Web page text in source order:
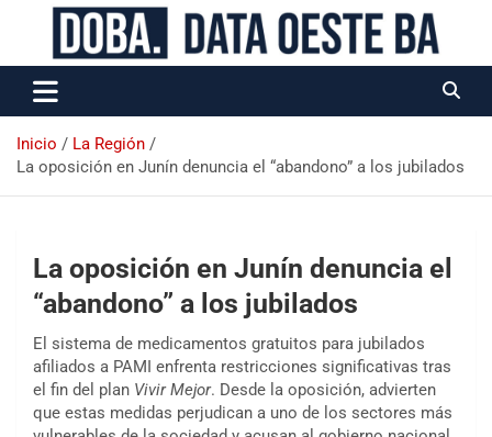
Data Oeste BA
Inicio
La Región
La oposición en Junín denuncia el “abandono” a los jubilados
La oposición en Junín denuncia el
“abandono” a los jubilados
El sistema de medicamentos gratuitos para jubilados
afiliados a PAMI enfrenta restricciones significativas tras
el fin del plan Vivir Mejor. Desde la oposición, advierten
que estas medidas perjudican a uno de los sectores más